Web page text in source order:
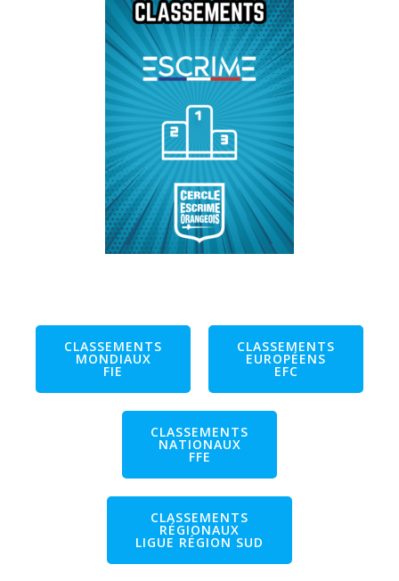
CLASSEMENTS
MONDIAUX
FIE
CLASSEMENTS
EUROPÉENS
EFC
CLASSEMENTS
NATIONAUX
FFE
CLASSEMENTS
RÉGIONAUX
LIGUE RÉGION SUD